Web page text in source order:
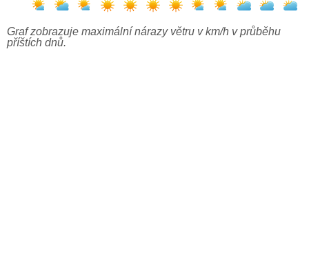
Graf zobrazuje maximální nárazy větru v km/h v průběhu
příštích dnů.